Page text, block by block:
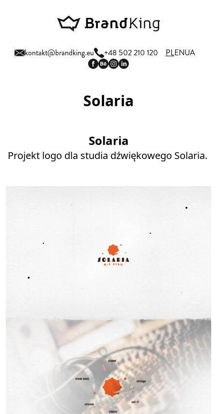
kontakt@brandking.eu +48 502 210 120 PLENUA
Solaria
Solaria
Projekt logo dla studia dźwiękowego Solaria.